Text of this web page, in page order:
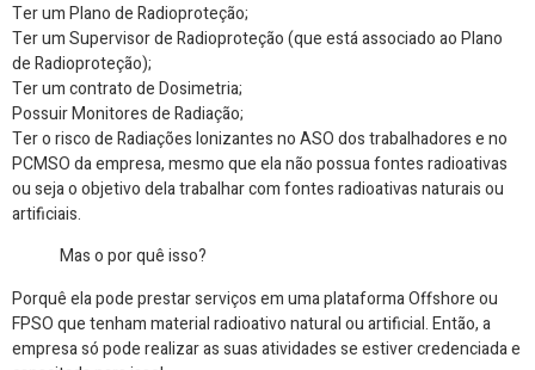
Ter um Plano de Radioproteção;
Ter um Supervisor de Radioproteção (que está associado ao Plano
de Radioproteção);
Ter um contrato de Dosimetria;
Possuir Monitores de Radiação;
Ter o risco de Radiações Ionizantes no ASO dos trabalhadores e no
PCMSO da empresa, mesmo que ela não possua fontes radioativas
ou seja o objetivo dela trabalhar com fontes radioativas naturais ou
artificiais.
Mas o por quê isso?
Porquê ela pode prestar serviços em uma plataforma Offshore ou
FPSO que tenham material radioativo natural ou artificial. Então, a
empresa só pode realizar as suas atividades se estiver credenciada e